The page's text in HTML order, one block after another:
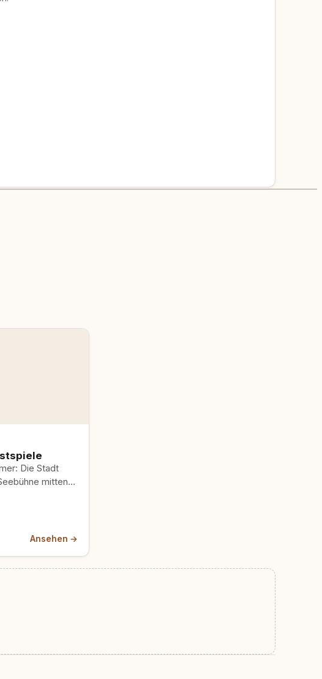
Die Stadt
mitten
Ansehen →